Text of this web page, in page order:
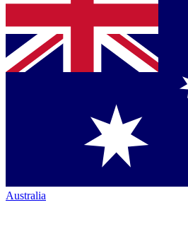
Australia